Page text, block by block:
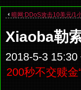
暗网:DDoS攻击10美元/1
Xiaoba勒
2018-5-3
200秒不交赎金